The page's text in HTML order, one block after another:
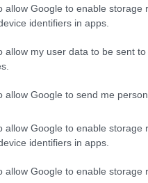
allow Google to enable storage
identifiers in apps.
allow my user data to be sent
allow Google to send me
allow Google to enable storage
identifiers in apps.
allow Google to enable storage
ο Λάζαρος
αγώνα μας στην ενότητά
Αυτοδιοίκηση Νέος